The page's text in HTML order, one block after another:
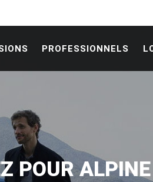
PROFESSIONNELS
Francaise
POUR ALPINE